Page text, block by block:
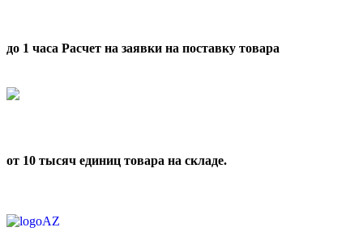
до 1 часа Расчет на заявки на поставку товара
от 10 тысяч единиц товара на складе.